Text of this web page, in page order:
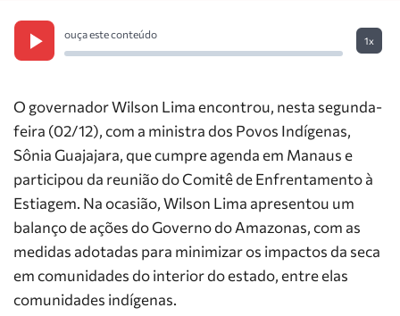
ouça este conteúdo
1x
O governador Wilson Lima encontrou, nesta segunda-
feira (02/12), com a ministra dos Povos Indígenas,
Sônia Guajajara, que cumpre agenda em Manaus e
participou da reunião do Comitê de Enfrentamento à
Estiagem. Na ocasião, Wilson Lima apresentou um
balanço de ações do Governo do Amazonas, com as
medidas adotadas para minimizar os impactos da seca
em comunidades do interior do estado, entre elas
comunidades indígenas.